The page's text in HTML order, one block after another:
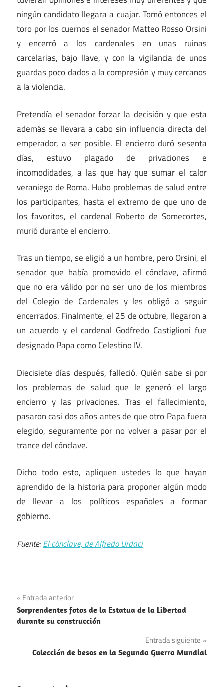
ningún candidato llegara a cuajar. Tomó entonces el
toro por los cuernos el senador Matteo Rosso Orsini
y encerró a los cardenales en unas ruinas
carcelarias, bajo llave, y con la vigilancia de unos
guardas poco dados a la compresión y muy cercanos
a la violencia.
Pretendía el senador forzar la decisión y que esta
además se llevara a cabo sin influencia directa del
emperador, a ser posible. El encierro duró sesenta
días, estuvo plagado de privaciones e
incomodidades, a las que hay que sumar el calor
veraniego de Roma. Hubo problemas de salud entre
los participantes, hasta el extremo de que uno de
los favoritos, el cardenal Roberto de Somecortes,
murió durante el encierro.
Tras un tiempo, se eligió a un hombre, pero Orsini, el
senador que había promovido el cónclave, afirmó
que no era válido por no ser uno de los miembros
del Colegio de Cardenales y les obligó a seguir
encerrados. Finalmente, el 25 de octubre, llegaron a
un acuerdo y el cardenal Godfredo Castiglioni fue
designado Papa como Celestino IV.
Diecisiete días después, falleció. Quién sabe si por
los problemas de salud que le generó el largo
encierro y las privaciones. Tras el fallecimiento,
pasaron casi dos años antes de que otro Papa fuera
elegido, seguramente por no volver a pasar por el
trance del cónclave.
Dicho todo esto, apliquen ustedes lo que hayan
aprendido de la historia para proponer algún modo
de llevar a los políticos españoles a formar
gobierno.
Fuente:El cónclave, de Alfredo Urdaci
Navegación
de
Entrada anterior
Sorprendentes fotos de la Estatua de la Libertad
durante su construcción
Entrada siguiente
Colección de besos en la Segunda Guerra Mundial